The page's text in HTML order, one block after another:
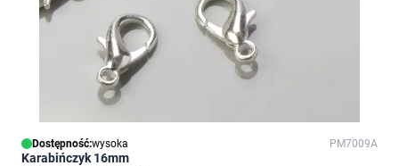
Dostępność:wysoka PM7009A
Karabińczyk 16mm